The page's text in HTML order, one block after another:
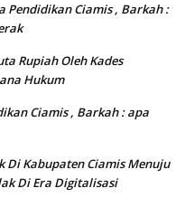
Pendidikan Ciamis , Barkah :
Rupiah Oleh Kades
Hukum
Ciamis , Barkah : apa
Di Kabupaten Ciamis Menuju
Di Era Digitalisasi